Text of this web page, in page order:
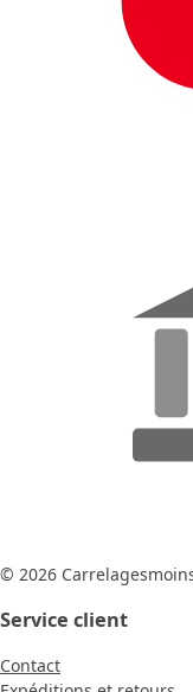
© 2026
Service client
Contact